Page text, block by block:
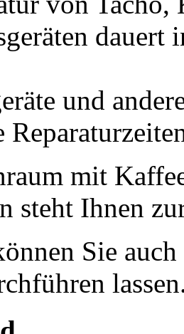
dauert
und
mit
steht Ihnen
Sie auch